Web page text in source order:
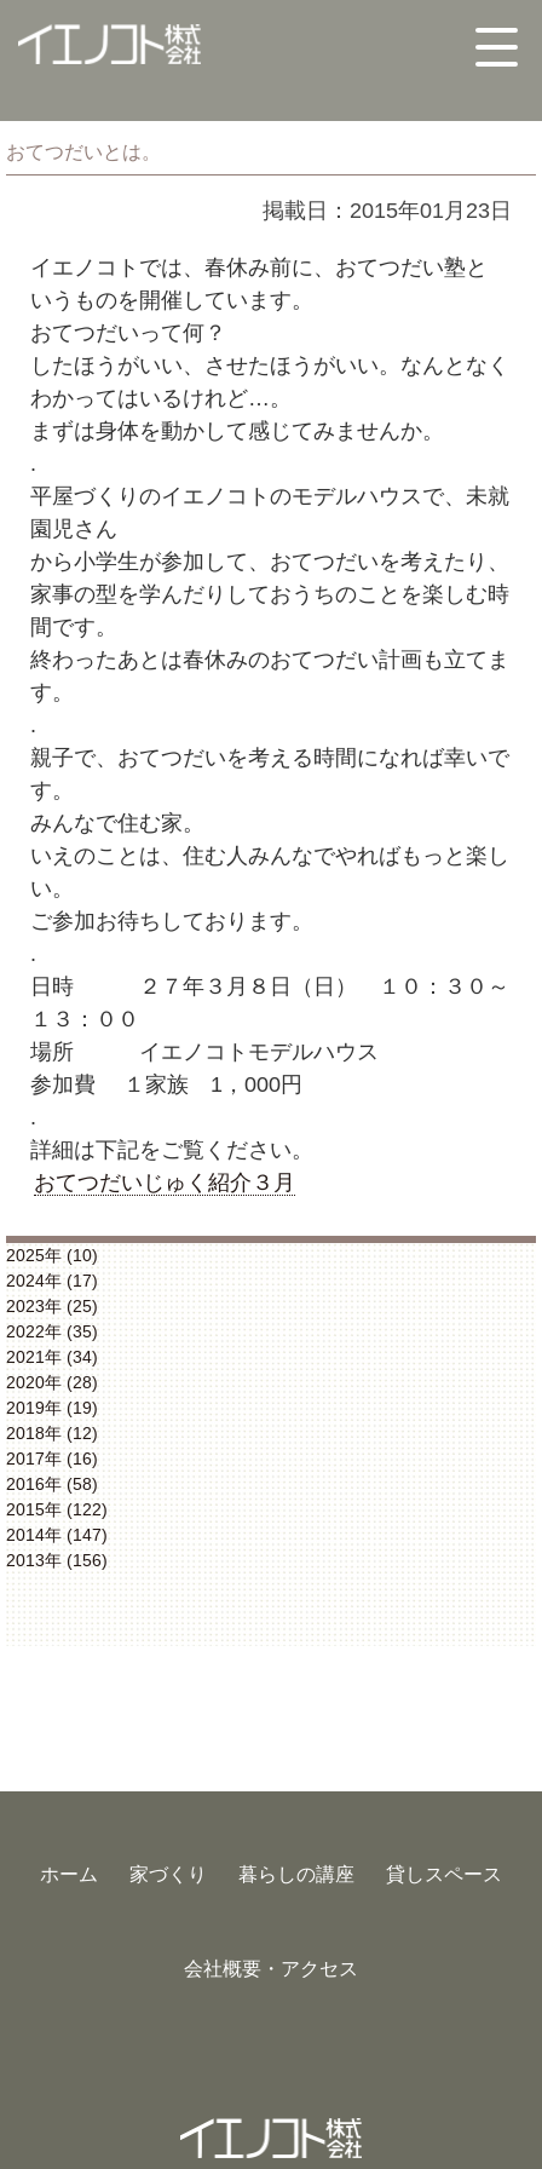
おてつだいとは。
掲載日：2015年01月23日
イエノコトでは、春休み前に、おてつだい塾と
いうものを開催しています。
おてつだいって何？
したほうがいい、させたほうがいい。なんとなく
わかってはいるけれど…。
まずは身体を動かして感じてみませんか。
.
平屋づくりのイエノコトのモデルハウスで、未就
園児さん
から小学生が参加して、おてつだいを考えたり、
家事の型を学んだりしておうちのことを楽しむ時
間です。
終わったあとは春休みのおてつだい計画も立てま
す。
.
親子で、おてつだいを考える時間になれば幸いで
す。
みんなで住む家。
いえのことは、住む人みんなでやればもっと楽し
い。
ご参加お待ちしております。
.
日時 ２７年３月８日（日） １０：３０～
１３：００
場所 イエノコトモデルハウス
参加費 １家族 1，000円
.
詳細は下記をご覧ください。
おてつだいじゅく紹介３月
2025年 (10)
2024年 (17)
2023年 (25)
2022年 (35)
2021年 (34)
2020年 (28)
2019年 (19)
2018年 (12)
2017年 (16)
2016年 (58)
2015年 (122)
2014年 (147)
2013年 (156)
ホーム 家づくり 暮らしの講座 貸しスペース
会社概要・アクセス